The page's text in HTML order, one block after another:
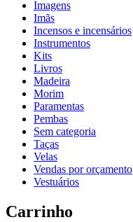
Imagens
Imãs
Incensos e incensários
Instrumentos
Kits
Livros
Madeira
Morim
Paramentas
Pembas
Sem categoria
Taças
Velas
Vendas por orçamento
Vestuários
Carrinho